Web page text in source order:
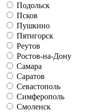
Подольск
Псков
Пушкино
Пятигорск
Реутов
Ростов-на-Дону
Самара
Саратов
Севастополь
Симферополь
Смоленск